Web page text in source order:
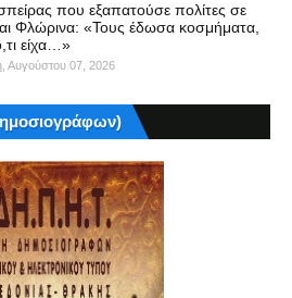
που εξαπατούσε πολίτες σε
Φλώρινα: «Τους έδωσα κοσμήματα,
είχα…»
Αυγούστου 07, 2026